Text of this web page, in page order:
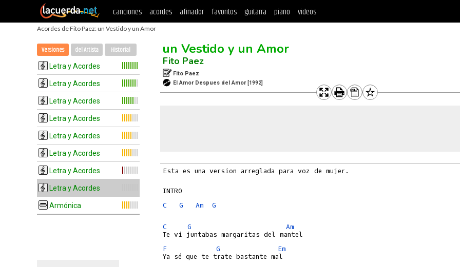
canciones acordes afinador favoritos guitarra piano videos
Acordes de Fito Paez: un Vestido y un Amor
Versiones del Artista Historial
Letra y Acordes
Letra y Acordes
Letra y Acordes
Letra y Acordes
Letra y Acordes
Letra y Acordes
Letra y Acordes
Letra y Acordes
Armónica
un Vestido y un Amor
Fito Paez
Fito Paez
El Amor Despues del Amor [1992]
Esta es una version arreglada para voz de mujer.
C
G Am G
C G
Am
F
G
Em